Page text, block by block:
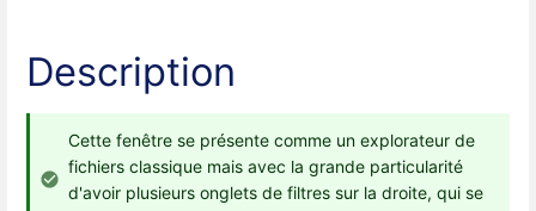
Description
Cette fenêtre se présente comme un explorateur de
fichiers classique mais avec la grande particularité
d'avoir plusieurs onglets de filtres sur la droite, qui se